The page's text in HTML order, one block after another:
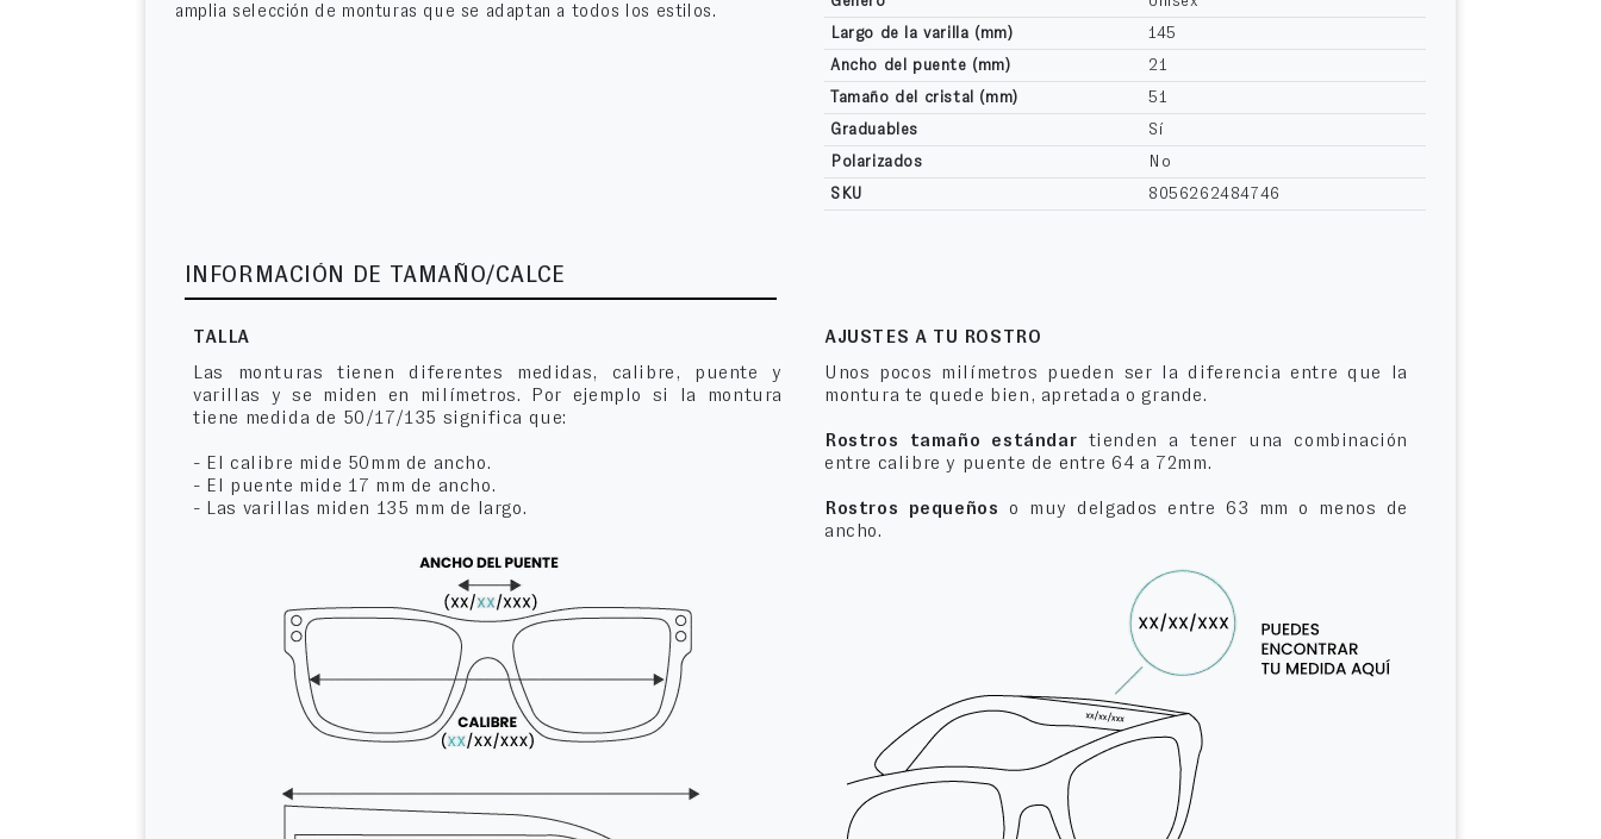
amplia selección de monturas que se adaptan a todos los estilos.
Largo de la varilla (mm)
145
Ancho del puente (mm)
21
Tamaño del cristal (mm)
51
Graduables
Sí
Polarizados
No
SKU
8056262484746
INFORMACIÓN DE TAMAÑO/CALCE
TALLA
Las monturas tienen diferentes medidas, calibre, puente y
varillas y se miden en milímetros. Por ejemplo si la montura
tiene medida de 50/17/135 significa que:
- El calibre mide 50mm de ancho.
- El puente mide 17 mm de ancho.
- Las varillas miden 135 mm de largo.
AJUSTES A TU ROSTRO
Unos pocos milímetros pueden ser la diferencia entre que la
montura te quede bien, apretada o grande.
Rostros tamaño estándar tienden a tener una combinación
entre calibre y puente de entre 64 a 72mm.
Rostros pequeños o muy delgados entre 63 mm o menos de
ancho.